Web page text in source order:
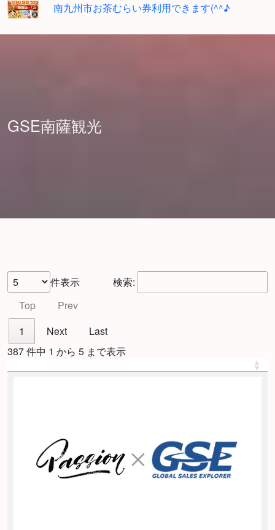
南九州市お茶むらい券利用できます(^^♪
GSE南薩観光
件表示
検索:
Top
Prev
1
Next
Last
387 件中 1 から 5 まで表示